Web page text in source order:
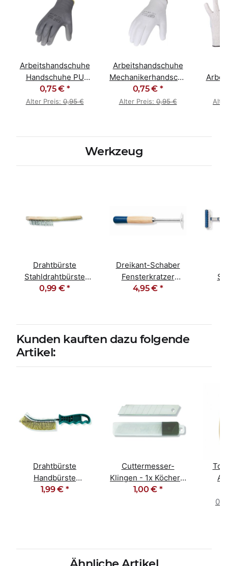
Arbeitshandschuhe
Handschuhe PU
beschichtet grau
0,75 € *
Alter Preis:0,95 €
Arbeitshandschuhe
Mechanikerhandschuhe
PU weiß
0,75 € *
Alter Preis:0,95 €
Werkzeug
Drahtbürste
Stahldrahtbürste
Stahlbürste 4-reihig
0,99 €*
Dreikant-Schaber
Fensterkratzer
langer Holzgriff
4,95 € *
Kunden kauften dazu folgende
Artikel:
Drahtbürste
Handbürste
Vielzweckdrahtbürste
1,99 € *
Cuttermesser-
Klingen - 1x Köcher -
10 Stück 18mm
1,00 € *